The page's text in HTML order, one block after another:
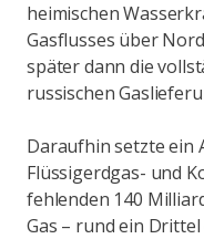
heimischen
Gasflusses über
später dann die
russischen
Daraufhin setzte ein
Flüssigerdgas- und
fehlenden 140
Gas – rund ein